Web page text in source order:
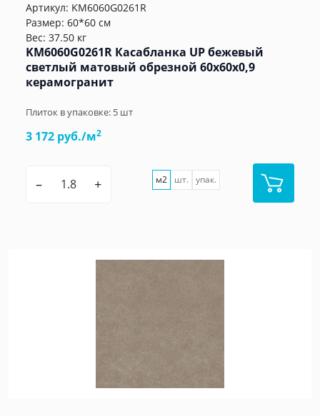
Артикул: KM6060G0261R
Размер: 60*60 см
Вес: 37.50 кг
KM6060G0261R Касабланка UP бежевый
светлый матовый обрезной 60x60x0,9
керамогранит
Плиток в упаковке: 5 шт
3 172 руб./м2
– + м2 шт. упак.